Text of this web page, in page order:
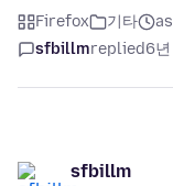
Firefox 기타
sfbillmreplied6년
sfbillm